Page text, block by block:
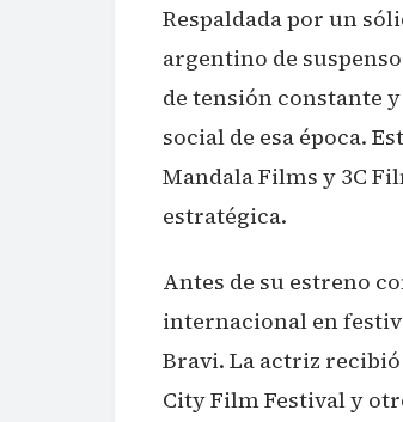
Respaldada por un
argentino de
de tensión constante
social de esa época.
Mandala Films y 3C
estratégica.
Antes de su estreno
internacional en
Bravi. La actriz
City Film Festival y